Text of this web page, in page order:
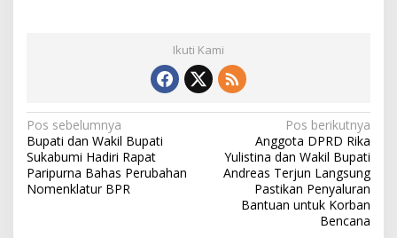
a
a
l
a
Ikuti Kami
N
a
v
Pos sebelumnya
Bupati dan Wakil Bupati
Sukabumi Hadiri Rapat
Paripurna Bahas Perubahan
Nomenklatur BPR
Pos berikutnya
Anggota DPRD Rika
Yulistina dan Wakil Bupati
Andreas Terjun Langsung
Pastikan Penyaluran
Bantuan untuk Korban
Bencana